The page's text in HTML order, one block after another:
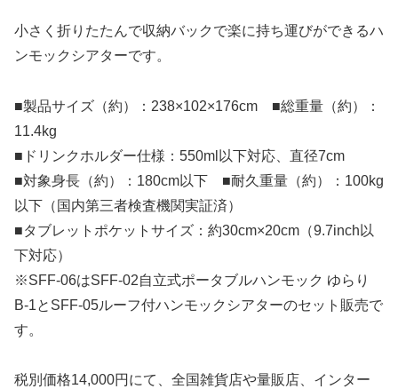
小さく折りたたんで収納バックで楽に持ち運びができるハ
ンモックシアターです。
■製品サイズ（約）：238×102×176cm ■総重量（約）：
11.4kg
■ドリンクホルダー仕様：550ml以下対応、直径7cm
■対象身長（約）：180cm以下 ■耐久重量（約）：100kg
以下（国内第三者検査機関実証済）
■タブレットポケットサイズ：約30cm×20cm（9.7inch以
下対応）
※SFF-06はSFF-02自立式ポータブルハンモック ゆらり
B-1とSFF-05ルーフ付ハンモックシアターのセット販売で
す。
税別価格14,000円にて、全国雑貨店や量販店、インター